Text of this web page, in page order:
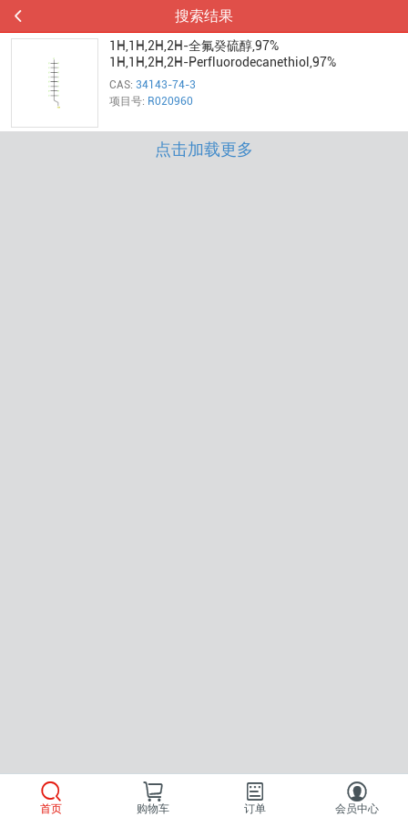
搜索结果
首页 购物车 订单 会员中心
1H,1H,2H,2H-全氟癸硫醇,97%
1H,1H,2H,2H-Perfluorodecanethiol,97%
CAS: 34143-74-3
项目号: R020960
点击加载更多